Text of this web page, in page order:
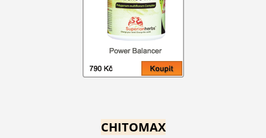
CHITOMAX